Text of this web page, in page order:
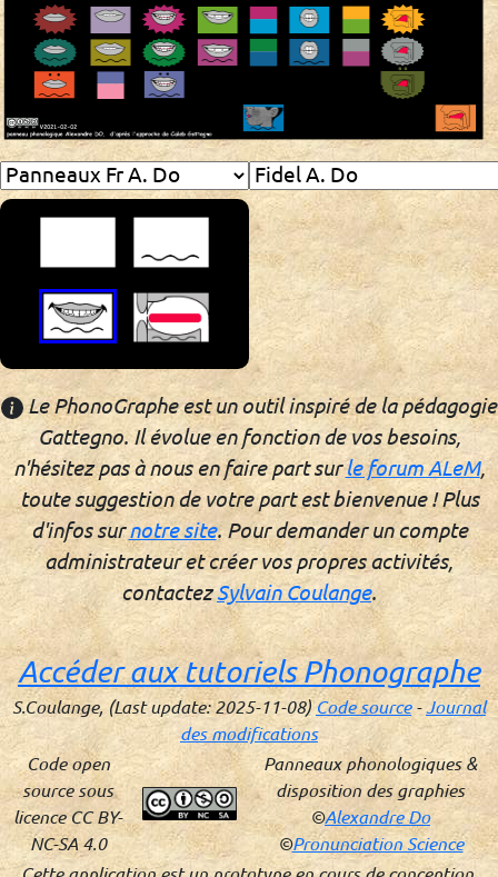
Le PhonoGraphe est un outil inspiré de la pédagogie
Gattegno. Il évolue en fonction de vos besoins,
n'hésitez pas à nous en faire part surle forum ALeM,
toute suggestion de votre part est bienvenue ! Plus
d'infos surnotre site. Pour demander un compte
administrateur et créer vos propres activités,
contactezSylvain Coulange.
Accéder aux tutoriels Phonographe
S.Coulange, (Last update: 2025-11-08)Code source-Journal
des modifications
Code open
source sous
licence CC BY-
NC-SA 4.0
Panneaux phonologiques &
disposition des graphies
©Alexandre Do
©Pronunciation Science